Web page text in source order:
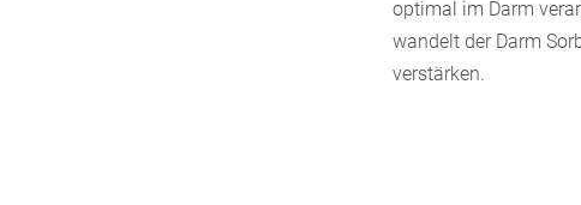
optimal im Darm
wandelt der Darm
verstärken.